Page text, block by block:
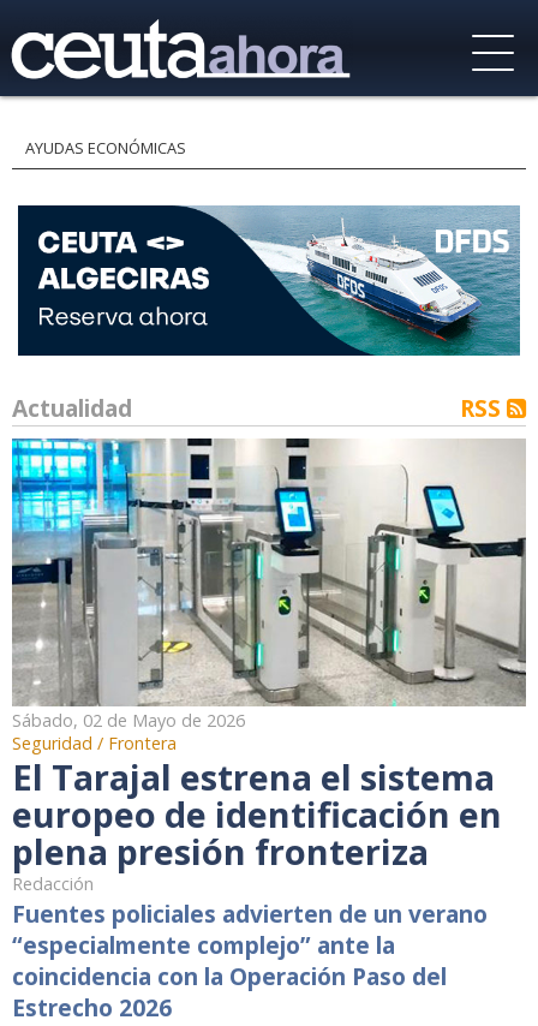
AYUDAS ECONÓMICAS
Actualidad RSS
Sábado, 02 de Mayo de 2026
Seguridad / Frontera
El Tarajal estrena el sistema
europeo de identificación en
plena presión fronteriza
Redacción
Fuentes policiales advierten de un verano
“especialmente complejo” ante la
coincidencia con la Operación Paso del
Estrecho 2026